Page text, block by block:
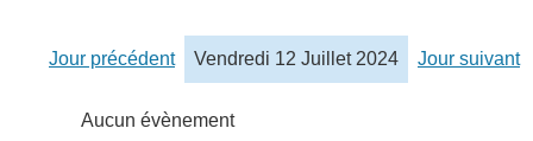
Jour précédent Vendredi 12 Juillet 2024 Jour suivant
Aucun évènement